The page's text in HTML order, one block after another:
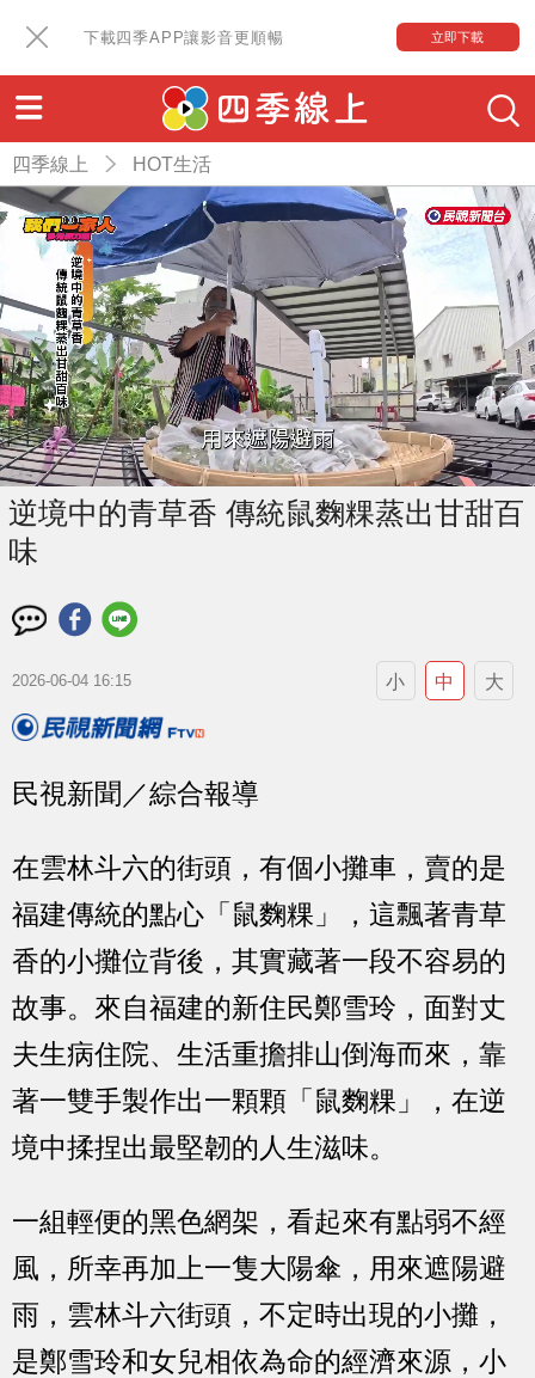
下載四季APP讓影音更順暢 立即下載
四季線上 HOT生活
逆境中的青草香 傳統鼠麴粿蒸出甘甜百
味
2026-06-04 16:15 小 中 大
民視新聞／綜合報導
在雲林斗六的街頭，有個小攤車，賣的是
福建傳統的點心「鼠麴粿」，這飄著青草
香的小攤位背後，其實藏著一段不容易的
故事。來自福建的新住民鄭雪玲，面對丈
夫生病住院、生活重擔排山倒海而來，靠
著一雙手製作出一顆顆「鼠麴粿」，在逆
境中揉捏出最堅韌的人生滋味。
一組輕便的黑色網架，看起來有點弱不經
風，所幸再加上一隻大陽傘，用來遮陽避
雨，雲林斗六街頭，不定時出現的小攤，
是鄭雪玲和女兒相依為命的經濟來源，小